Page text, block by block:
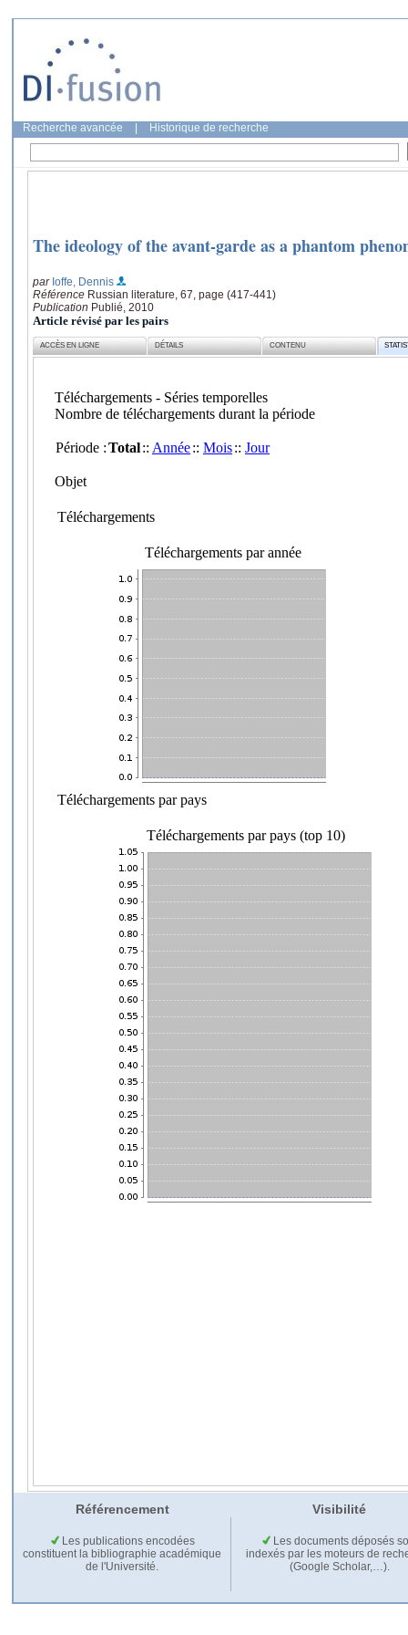
Recherche avancée Historique de recherche
The ideology of the avant-garde as a phantom
par Ioffe, Dennis
Référence Russian literature, 67, page (417-441)
Publication Publié, 2010
Article révisé par les pairs
ACCÈS EN LIGNE DÉTAILS CONTENU
Référencement Visibilité
Les publications encodées
constituent la bibliographie académique
de l'Université.
Les documents déposés
indexés par les moteurs de
(Google Scholar,…).